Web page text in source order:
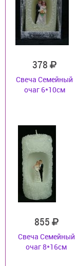
378
Свеча Семейный
очаг 6*10см
855
Свеча Семейный
очаг 8*16см